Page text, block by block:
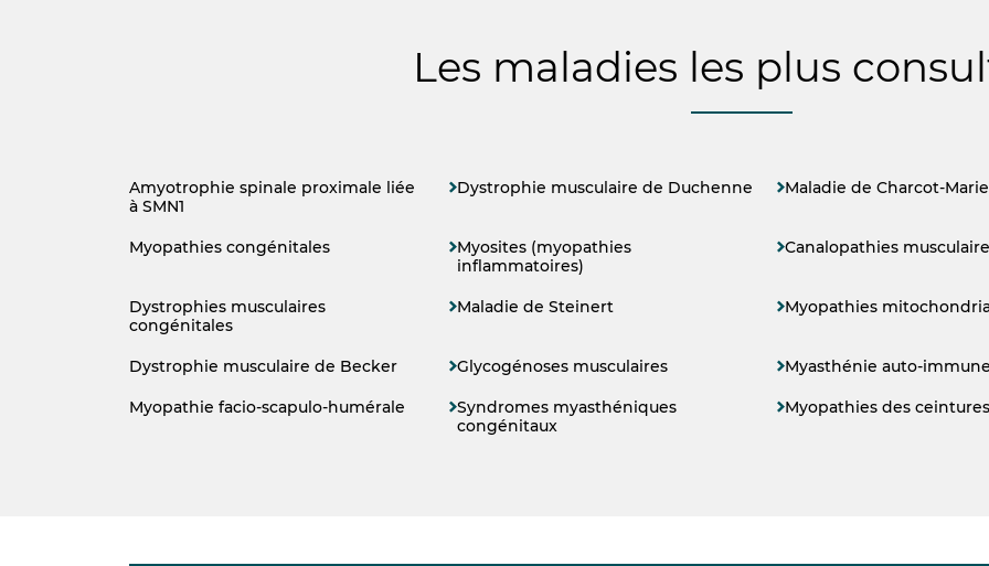
Les maladies les plus
Amyotrophie spinale proximale liée
à SMN1
Dystrophie musculaire de Duchenne Maladie de Charcot-
Myopathies congénitales
Myosites (myopathies
inflammatoires)
Canalopathies
Dystrophies musculaires
congénitales
Maladie de Steinert Myopathies
Dystrophie musculaire de Becker Glycogénoses musculaires Myasthénie auto-immune
Myopathie facio-scapulo-humérale
Syndromes myasthéniques
congénitaux
Myopathies des ceintures